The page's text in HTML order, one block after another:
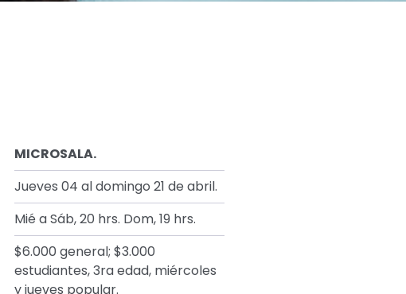
MICROSALA.
Jueves 04 al domingo 21 de abril.
Mié a Sáb, 20 hrs. Dom, 19 hrs.
$6.000 general; $3.000
estudiantes, 3ra edad, miércoles
y jueves popular.